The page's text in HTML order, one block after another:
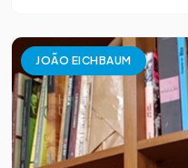
JOÃO EICHBAUM